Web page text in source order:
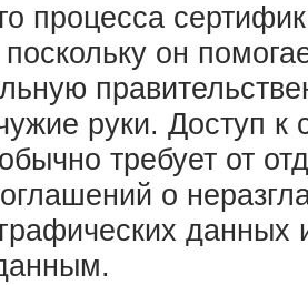
процесса
он
руки. Доступ к
требует от
о
данных